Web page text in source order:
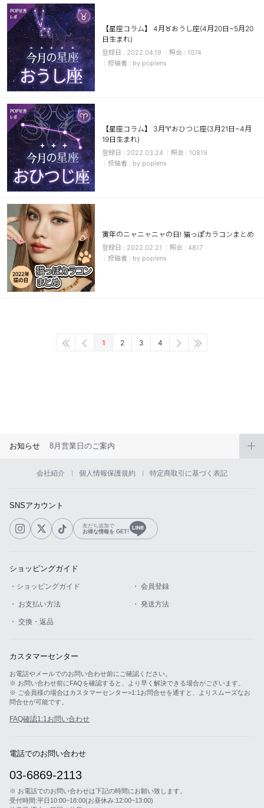
【星座コラム】 4月♉おうし座(4月20日~5月20
日生まれ)
2022.04.19
1074
by poplens
【星座コラム】 3月♈おひつじ座(3月21日~4月
19日生まれ)
2022.03.24
10819
by poplens
寅年のニャニャニャの日! 猫っぽカラコンまとめ
2022.02.21
4817
by poplens
1 2 3 4
お知らせ 8月営業日のご案内
会社紹介 個人情報保護規約 特定商取引に基づく表記
SNSアカウント
友だち追加で
お得な情報を GET!
ショッピングガイド
・ショッピングガイド ・ 会員登録
・ お支払い方法 ・ 発送方法
・ 交換・返品
カスタマーセンター
お電話やメールでのお問い合わせ前にご確認ください。
※ お問い合わせ前にFAQを確認すると、より早く解決できる場合がございます。
※ ご会員様の場合はカスタマーセンター>1:1お問合せを通すと、よりスムーズなお
問合せが可能です。
FAQ確認1:1お問い合わせ
電話でのお問い合わせ
03-6869-2113
※ お電話でのお問い合わせは下記の時間にお願い致します。
受付時間:平日10:00~18:00(お昼休み:12:00~13:00)